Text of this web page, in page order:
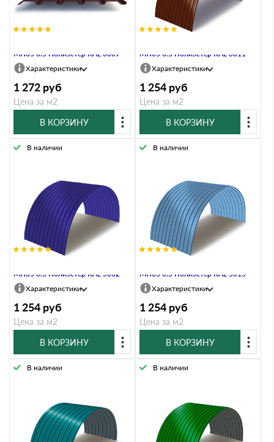
МП35 0.5 Полиэстер RAL 3009
Характеристики
1 272 руб
Цена за м2
В КОРЗИНУ
МП35 0.5 Полиэстер RAL 3011
Характеристики
1 254 руб
Цена за м2
В КОРЗИНУ
МП35 0.5 Полиэстер RAL 5002
В наличии
Характеристики
1 254 руб
Цена за м2
В КОРЗИНУ
МП35 0.5 Полиэстер RAL 5015
В наличии
Характеристики
1 254 руб
Цена за м2
В КОРЗИНУ
В наличии В наличии